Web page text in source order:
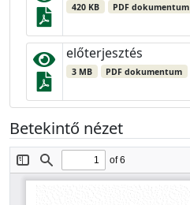
420 KB PDF dokumentum
előterjesztés
3 MB PDF dokumentum
Betekintő nézet